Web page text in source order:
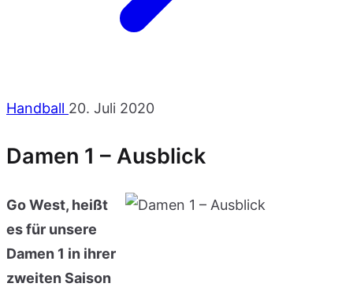
Handball 20. Juli 2020
Damen 1 – Ausblick
Go West, heißt
es für unsere
Damen 1 in ihrer
zweiten Saison